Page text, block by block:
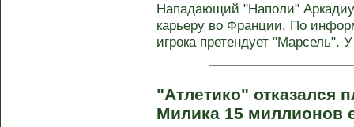
Нападающий "Наполи"
карьеру во Франции. По
игрока претендует "Марсель".
"Атлетико" отказался
Милика 15 миллионов